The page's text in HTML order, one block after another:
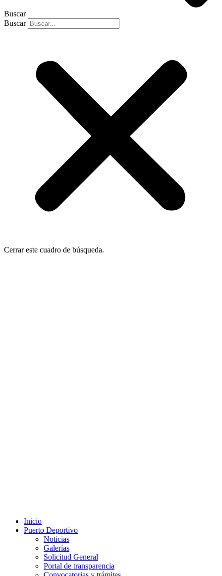
Buscar
Buscar
Cerrar este cuadro de búsqueda.
Inicio
Puerto Deportivo
Noticias
Galerías
Solicitud General
Portal de transparencia